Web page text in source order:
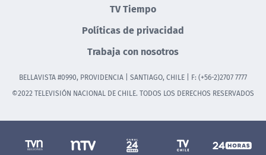
TV Tiempo
Políticas de privacidad
Trabaja con nosotros
BELLAVISTA #0990, PROVIDENCIA | SANTIAGO, CHILE | F: (+56-2)2707 7777
©2022 TELEVISIÓN NACIONAL DE CHILE. TODOS LOS DERECHOS RESERVADOS